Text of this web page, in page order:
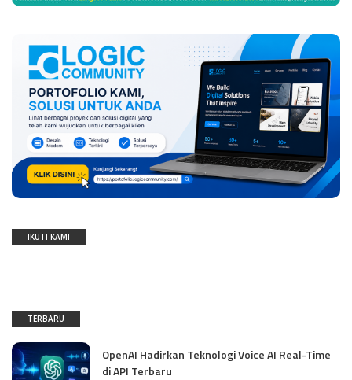
IKUTI KAMI
TERBARU
OpenAI Hadirkan Teknologi Voice AI Real-Time
di API Terbaru